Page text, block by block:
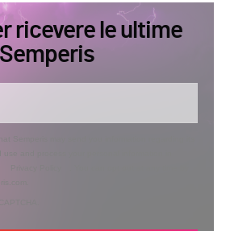
ricevere le ultime
Semperis may send you information regarding its
and process your personal information in